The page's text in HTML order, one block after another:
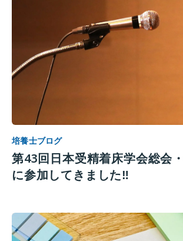
培養士ブログ
第43回日本受精着床学会総会
に参加してきました‼